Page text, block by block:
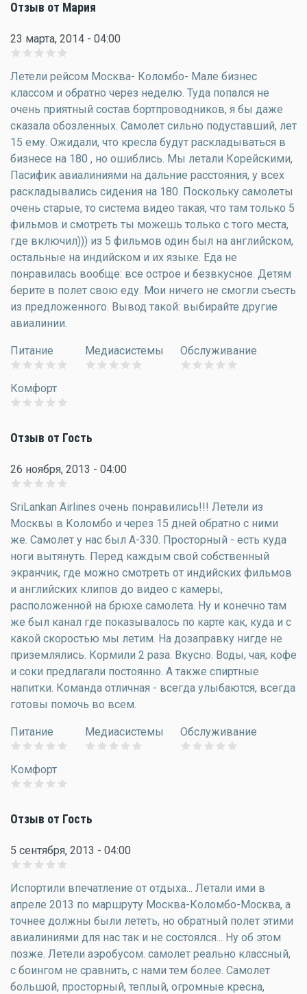
Отзыв от Мария
23 марта, 2014 - 04:00
Летели рейсом Москва- Коломбо- Мале бизнес
классом и обратно через неделю. Туда попался не
очень приятный состав бортпроводников, я бы даже
сказала обозленных. Самолет сильно подуставший, лет
15 ему. Ожидали, что кресла будут раскладываться в
бизнесе на 180 , но ошиблись. Мы летали Корейскими,
Пасифик авиалиниями на дальние расстояния, у всех
раскладывались сидения на 180. Поскольку самолеты
очень старые, то система видео такая, что там только 5
фильмов и смотреть ты можешь только с того места,
где включил))) из 5 фильмов один был на английском,
остальные на индийском и их языке. Еда не
понравилась вообще: все острое и безвкусное. Детям
берите в полет свою еду. Мои ничего не смогли съесть
из предложенного. Вывод такой: выбирайте другие
авиалинии.
Питание Медиасистемы Обслуживание
Комфорт
Отзыв от Гость
26 ноября, 2013 - 04:00
SriLankan Airlines очень понравились!!! Летели из
Москвы в Коломбо и через 15 дней обратно с ними
же. Самолет у нас был А-330. Просторный - есть куда
ноги вытянуть. Перед каждым свой собственный
экранчик, где можно смотреть от индийских фильмов
и английских клипов до видео с камеры,
расположенной на брюхе самолета. Ну и конечно там
же был канал где показывалось по карте как, куда и с
какой скоростью мы летим. На дозаправку нигде не
приземлялись. Кормили 2 раза. Вкусно. Воды, чая, кофе
и соки предлагали постоянно. А также спиртные
напитки. Команда отличная - всегда улыбаются, всегда
готовы помочь во всем.
Питание Медиасистемы Обслуживание
Комфорт
Отзыв от Гость
5 сентября, 2013 - 04:00
Испортили впечатление от отдыха... Летали ими в
апреле 2013 по маршруту Москва-Коломбо-Москва, а
точнее должны были лететь, но обратный полет этими
авиалиниями для нас так и не состоялся... Ну об этом
позже. Летели аэробусом. самолет реально классный,
с боингом не сравнить, с нами тем более. Самолет
большой, просторный, теплый, огромные кресна,